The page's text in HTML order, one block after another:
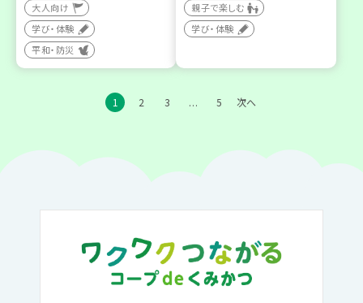
大人向け
学び・体験
平和・防災
親子で楽しむ
学び・体験
1 2 3 … 5 次へ